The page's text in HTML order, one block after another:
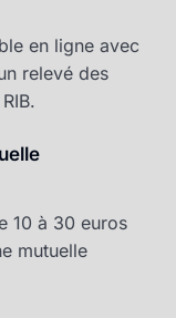
en ligne avec
relevé des
10 à 30 euros
mutuelle